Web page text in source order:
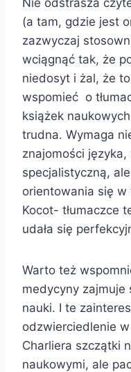
(a tam, gdzie jest
zazwyczaj
wciągnąć tak, że
niedosyt i żal, że
wspomieć o
książek
trudna. Wymaga
znajomości
specjalistyczną,
orientowania się w
Kocot- tłumaczce
udała się
Warto też
medycyny zajmuje
nauki. I te
odzwierciedlenie
Charliera szczątki
naukowymi, ale